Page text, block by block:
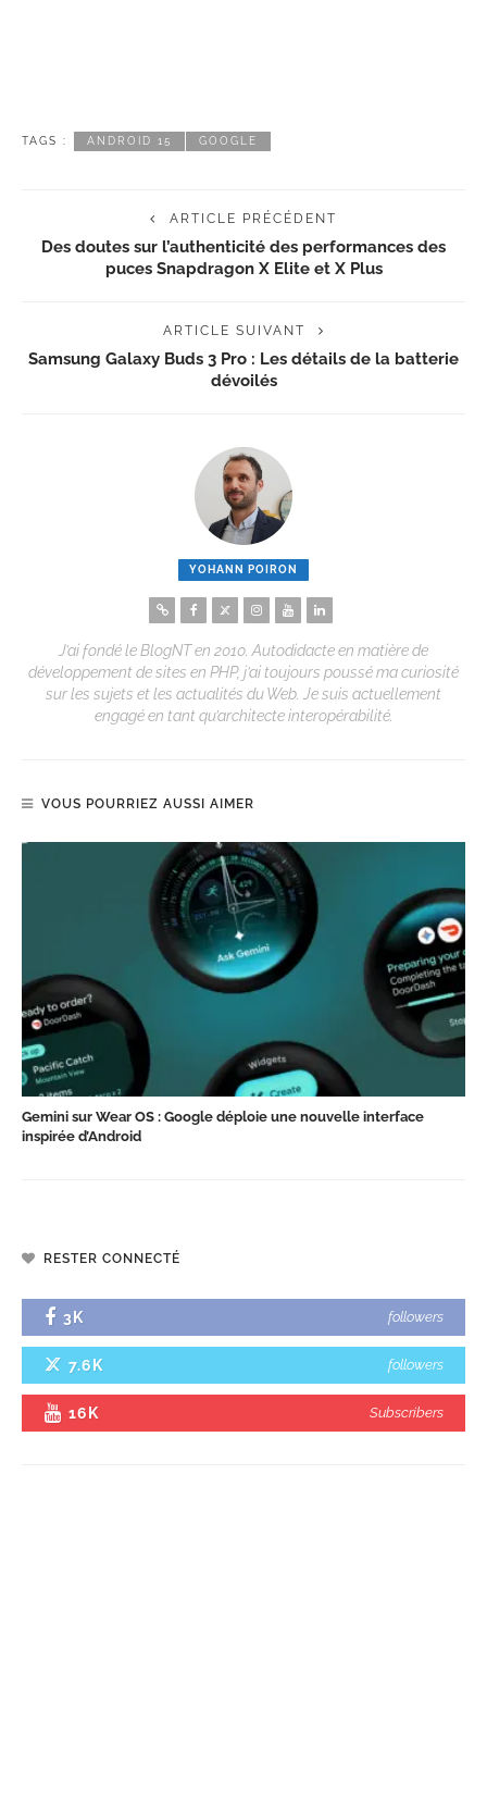
TAGS : ANDROID 15 GOOGLE
ARTICLE PRÉCÉDENT
Des doutes sur l’authenticité des performances des
puces Snapdragon X Elite et X Plus
ARTICLE SUIVANT
Samsung Galaxy Buds 3 Pro : Les détails de la batterie
dévoilés
YOHANN POIRON
J’ai fondé le BlogNT en 2010. Autodidacte en matière de
développement de sites en PHP, j’ai toujours poussé ma curiosité
sur les sujets et les actualités du Web. Je suis actuellement
engagé en tant qu’architecte interopérabilité.
VOUS POURRIEZ AUSSI AIMER
Gemini sur Wear OS : Google déploie une nouvelle interface
inspirée d’Android
RESTER CONNECTÉ
3K followers
7.6K followers
16K Subscribers